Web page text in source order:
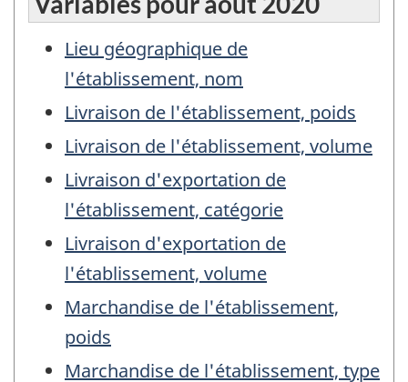
Lieu géographique de
l'établissement, nom
Livraison de l'établissement, poids
Livraison de l'établissement, volume
Livraison d'exportation de
l'établissement, catégorie
Livraison d'exportation de
l'établissement, volume
Marchandise de l'établissement,
poids
Marchandise de l'établissement, type